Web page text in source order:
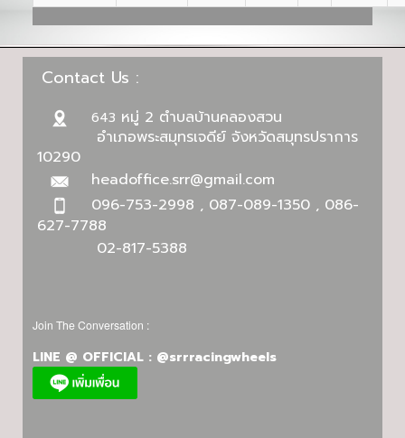
Contact Us :
643 หมู่ 2 ตำบลบ้านคลองสวน
อำเภอพระสมุทรเจดีย์ จังหวัดสมุทรปราการ
10290
headoffice.srr@gmail.com
096-753-2998 , 087-089-1350 , 086-
627-7788
02-817-5388
Join The Conversation :
LINE @ OFFICIAL : @srrracingwheels